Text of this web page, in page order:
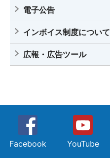
電子公告
インボイス制度について
広報・広告ツール
Facebook YouTube